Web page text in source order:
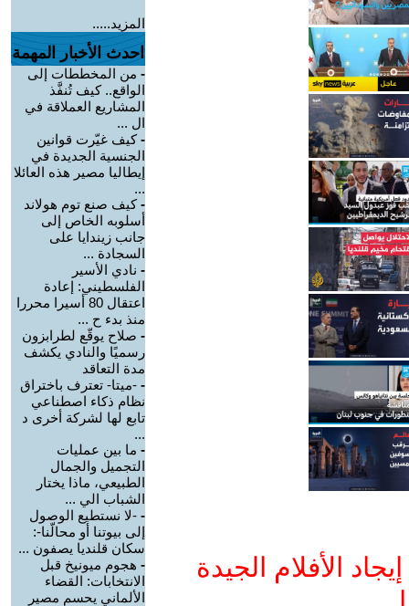
الأفلام الجيدة
المزيد.....
احدث الأخبار المهمة
- من المخططات إلى
الواقع.. كيف تُنفَّذ
المشاريع العملاقة في
ال ...
-كيف غيّرت قوانين
الجنسية الجديدة في
إيطاليا مصير هذه العائلا
...
-كيف صنع توم هولاند
أسلوبه الخاص إلى
جانب زيندايا على
السجادة ...
- نادي الأسير
الفلسطيني: إعادة
اعتقال 80 أسيرا محررا
منذ بدء ح ...
- صلاح يوقّع لطرابزون
رسميًا والنادي يكشف
مدة التعاقد
- -ميتا- تعترف باختراق
نظام ذكاء اصطناعي
تابع لها لشركة أخرى د
...
- ما بين عمليات
التجميل والجمال
الطبيعي، ماذا يختار
الشباب الي ...
- -لا نستطيع الوصول
إلى بيوتنا أو محالّنا-:
سكان قلنديا يصفون ...
- هجوم ميونيخ قبل
الانتخابات: القضاء
الألماني يحسم مصير